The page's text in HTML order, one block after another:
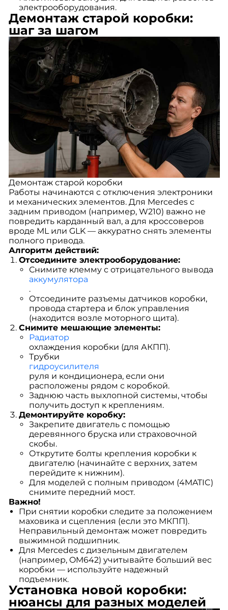
электрооборудования.
Демонтаж старой коробки:
шаг за шагом
Демонтаж старой коробки
Работы начинаются с отключения электроники
и механических элементов. Для Mercedes с
задним приводом (например, W210) важно не
повредить карданный вал, а для кроссоверов
вроде ML или GLK — аккуратно снять элементы
полного привода.
Алгоритм действий:
Отсоедините электрооборудование:
Снимите клемму с отрицательного вывода
аккумулятора
.
Отсоедините разъемы датчиков коробки,
провода стартера и блок управления
(находится возле моторного щита).
Снимите мешающие элементы:
Радиатор
охлаждения коробки (для АКПП).
Трубки
гидроусилителя
руля и кондиционера, если они
расположены рядом с коробкой.
Заднюю часть выхлопной системы, чтобы
получить доступ к креплениям.
Демонтируйте коробку:
Закрепите двигатель с помощью
деревянного бруска или страховочной
скобы.
Открутите болты крепления коробки к
двигателю (начинайте с верхних, затем
перейдите к нижним).
Для моделей с полным приводом (4MATIC)
снимите передний мост.
Важно!
При снятии коробки следите за положением
маховика и сцепления (если это МКПП).
Неправильный демонтаж может повредить
выжимной подшипник.
Для Mercedes с дизельным двигателем
(например, OM642) учитывайте больший вес
коробки — используйте надежный
подъемник.
Установка новой коробки:
нюансы для разных моделей